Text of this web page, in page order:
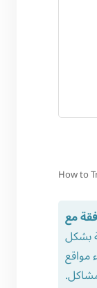
How to
مع
بشكل
مواقع